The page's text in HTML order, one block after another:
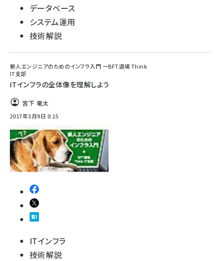
データベース
システム運用
技術解説
新人エンジニアのためのインフラ入門 ーBFT道場 Think
IT支部
ITインフラの全体像を理解しよう
宮下 竜太
2017年3月9日 0:15
ITインフラ
技術解説